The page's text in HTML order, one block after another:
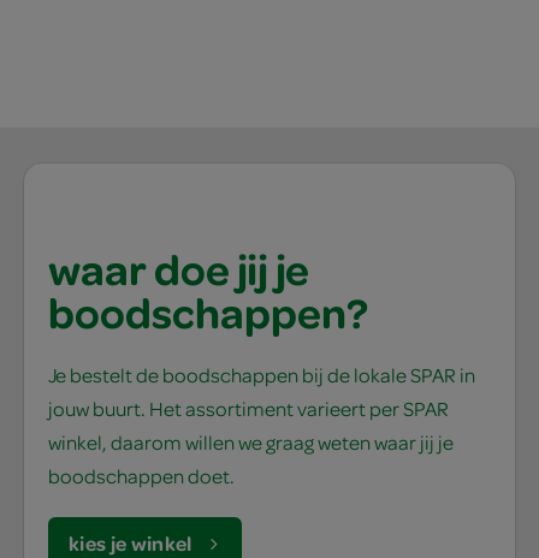
waar doe jij je
boodschappen?
Je bestelt de boodschappen bij de lokale SPAR in
jouw buurt. Het assortiment varieert per SPAR
winkel, daarom willen we graag weten waar jij je
boodschappen doet.
kies je winkel